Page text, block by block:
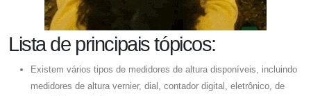
Lista de principais tópicos:
Existem vários tipos de medidores de altura disponíveis, incluindo
medidores de altura vernier, dial, contador digital, eletrônico, de